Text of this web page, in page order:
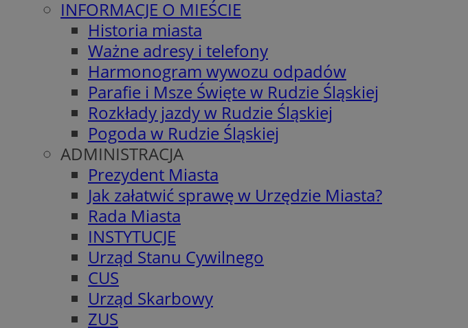
INFORMACJE O MIEŚCIE
Historia miasta
Ważne adresy i telefony
Harmonogram wywozu odpadów
Parafie i Msze Święte w Rudzie Śląskiej
Rozkłady jazdy w Rudzie Śląskiej
Pogoda w Rudzie Śląskiej
ADMINISTRACJA
Prezydent Miasta
Jak załatwić sprawę w Urzędzie Miasta?
Rada Miasta
INSTYTUCJE
Urząd Stanu Cywilnego
CUS
Urząd Skarbowy
ZUS